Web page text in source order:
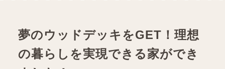
夢のウッドデッキをGET！理想
の暮らしを実現できる家ができ